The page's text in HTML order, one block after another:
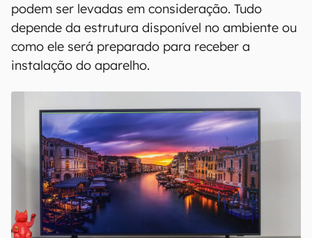
podem ser levadas em consideração. Tudo
depende da estrutura disponível no ambiente ou
como ele será preparado para receber a
instalação do aparelho.